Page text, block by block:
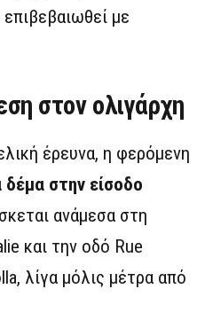
με
στον ολιγάρχη
έρευνα, η φερόμενη
στην είσοδο
ανάμεσα στη
και την οδό Rue
λίγα μόλις μέτρα από